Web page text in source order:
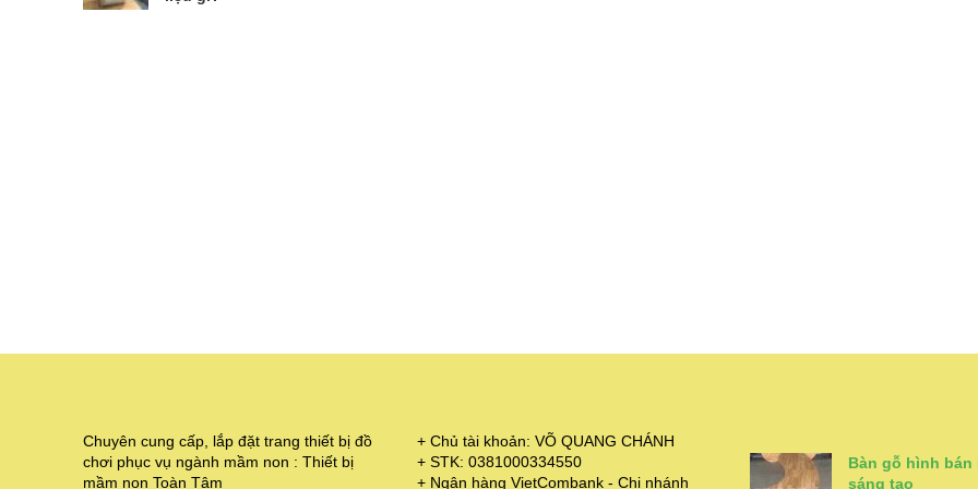
Chuyên cung cấp, lắp đặt trang thiết bị đồ
chơi phục vụ ngành mầm non : Thiết bị
mầm non Toàn Tâm
+ Chủ tài khoản: VÕ QUANG CHÁNH
+ STK: 0381000334550
+ Ngân hàng VietCombank - Chi nhánh
Bàn gỗ hình bán
sáng tạo